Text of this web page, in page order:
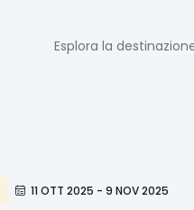
Esplora la
11 OTT 2025 - 9 NOV 2025